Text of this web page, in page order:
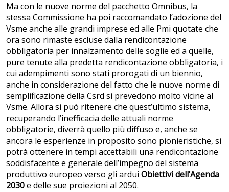
Ma con le nuove norme del pacchetto Omnibus, la
stessa Commissione ha poi raccomandato l’adozione del
Vsme anche alle grandi imprese ed alle Pmi quotate che
ora sono rimaste escluse dalla rendicontazione
obbligatoria per innalzamento delle soglie ed a quelle,
pure tenute alla predetta rendicontazione obbligatoria, i
cui adempimenti sono stati prorogati di un biennio,
anche in considerazione del fatto che le nuove norme di
semplificazione della Csrd si prevedono molto vicine al
Vsme. Allora si può ritenere che quest’ultimo sistema,
recuperando l’inefficacia delle attuali norme
obbligatorie, diverrà quello più diffuso e, anche se
ancora le esperienze in proposito sono pionieristiche, si
potrà ottenere in tempi accettabili una rendicontazione
soddisfacente e generale dell’impegno del sistema
produttivo europeo verso gli ardui Obiettivi dell’Agenda
2030e delle sue proiezioni al 2050.